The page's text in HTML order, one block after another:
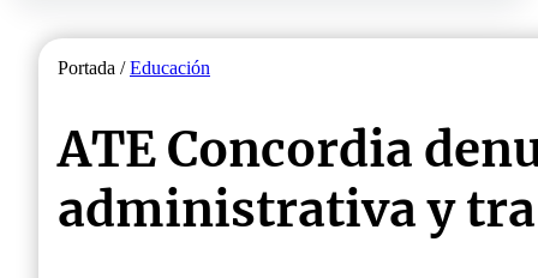
Portada /Educación
ATE Concordia
administrativa y